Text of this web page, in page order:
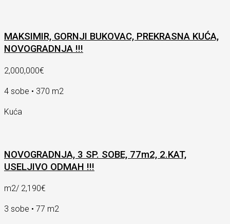
MAKSIMIR, GORNJI BUKOVAC, PREKRASNA KUĆA,
NOVOGRADNJA !!!
2,000,000€
4 sobe • 370 m2
Kuća
NOVOGRADNJA, 3 SP. SOBE, 77m2, 2.KAT,
USELJIVO ODMAH !!!
m2/ 2,190€
3 sobe • 77 m2